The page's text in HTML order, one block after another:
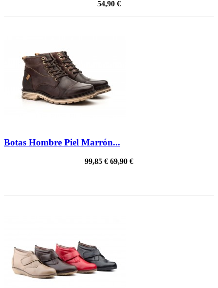
54,90 €
Botas Hombre Piel Marrón...
99,85 € 69,90 €